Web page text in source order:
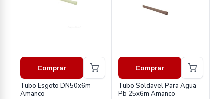
Comprar
Tubo Esgoto DN50x6m
Amanco
Comprar
Tubo Soldavel Para Agua
Pb 25x6m Amanco